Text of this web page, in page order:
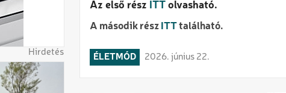
Hirdetés
Az első rész ITT olvasható.
A második rész ITTtalálható.
ÉLETMÓD 2026. június 22.